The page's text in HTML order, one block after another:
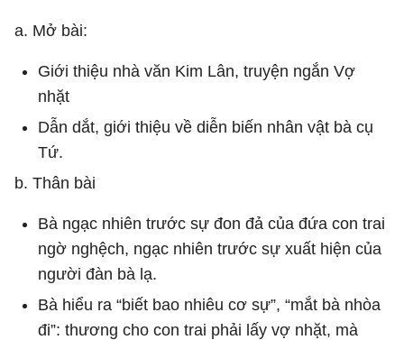
a. Mở bài:
Giới thiệu nhà văn Kim Lân, truyện ngắn Vợ
nhặt
Dẫn dắt, giới thiệu về diễn biến nhân vật bà cụ
Tứ.
b. Thân bài
Bà ngạc nhiên trước sự đon đả của đứa con trai
ngờ nghệch, ngạc nhiên trước sự xuất hiện của
người đàn bà lạ.
Bà hiểu ra “biết bao nhiêu cơ sự”, “mắt bà nhòa
đi”: thương cho con trai phải lấy vợ nhặt, mà